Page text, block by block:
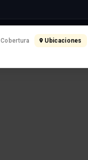
Cobertura Ubicaciones